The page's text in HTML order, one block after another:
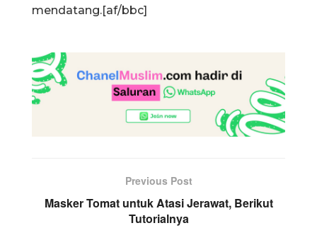
mendatang.[af/bbc]
Previous Post
Masker Tomat untuk Atasi Jerawat, Berikut
Tutorialnya